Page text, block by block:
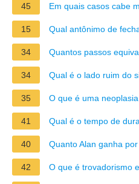
45 Em quais casos cabe
15 Qual antônimo de
34 Quantos passos
34 Qual é o lado ruim do
35 O que é uma
41 Qual é o tempo de
40 Quanto Alan ganha
42 O que é trovadorismo